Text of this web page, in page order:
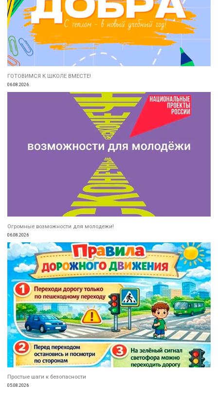
ГОТОВИМСЯ К ШКОЛЕ ВМЕСТЕ!
06.08.2026
Огромные возможности для молодежи!
06.08.2026
Простые шаги к безопасности
05.08.2026